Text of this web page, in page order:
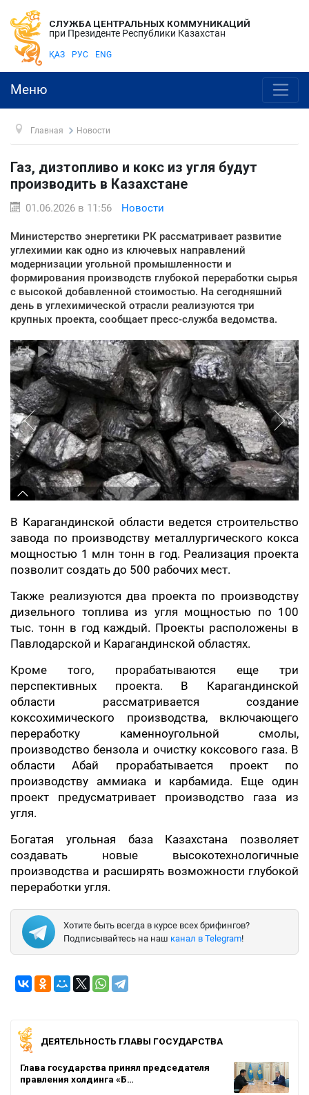
СЛУЖБА ЦЕНТРАЛЬНЫХ КОММУНИКАЦИЙ
при Президенте Республики Казахстан
ҚАЗ РУС ENG
Меню
Главная Новости
Газ, дизтопливо и кокс из угля будут
производить в Казахстане
01.06.2026 в 11:56 Новости
Министерство энергетики РК рассматривает развитие
углехимии как одно из ключевых направлений
модернизации угольной промышленности и
формирования производств глубокой переработки сырья
с высокой добавленной стоимостью. На сегодняшний
день в углехимической отрасли реализуются три
крупных проекта, сообщает пресс-служба ведомства.
В Карагандинской области ведется строительство
завода по производству металлургического кокса
мощностью 1 млн тонн в год. Реализация проекта
позволит создать до 500 рабочих мест.
Также реализуются два проекта по производству
дизельного топлива из угля мощностью по 100
тыс. тонн в год каждый. Проекты расположены в
Павлодарской и Карагандинской областях.
Кроме того, прорабатываются еще три
перспективных проекта. В Карагандинской
области рассматривается создание
коксохимического производства, включающего
переработку каменноугольной смолы,
производство бензола и очистку коксового газа. В
области Абай прорабатывается проект по
производству аммиака и карбамида. Еще один
проект предусматривает производство газа из
угля.
Богатая угольная база Казахстана позволяет
создавать новые высокотехнологичные
производства и расширять возможности глубокой
переработки угля.
Хотите быть всегда в курсе всех брифингов?
Подписывайтесь на наш канал в Telegram!
ДЕЯТЕЛЬНОСТЬ ГЛАВЫ ГОСУДАРСТВА
Глава государства принял председателя
правления холдинга «Б…